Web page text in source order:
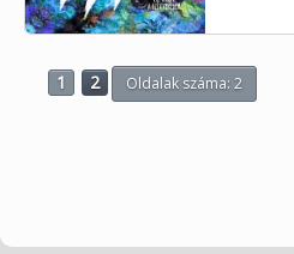
1 2 Oldalak száma: 2